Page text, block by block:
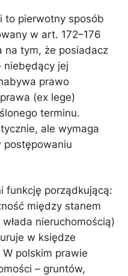
to pierwotny sposób
w art. 172–176
na tym, że posiadacz
niebędący jej
prawo
(ex lege)
terminu.
ale wymaga
postępowaniu
funkcję porządkującą:
między stanem
nieruchomością)
w księdze
polskim prawie
– gruntów,